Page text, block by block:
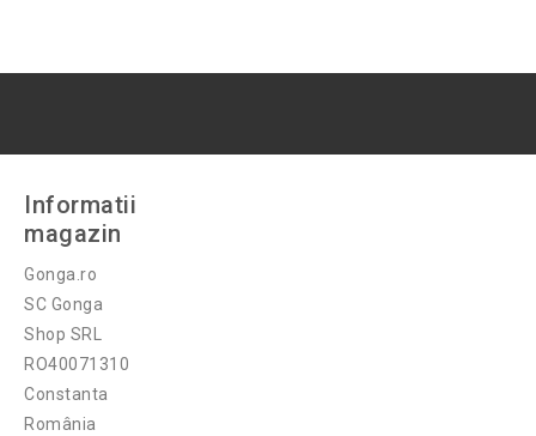
Informatii
magazin
Gonga.ro
SC Gonga
Shop SRL
RO40071310
Constanta
România